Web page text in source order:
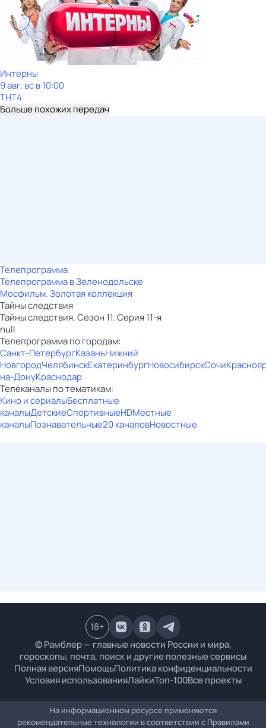
Интерны
9 авг, вс в 10:00
ТНТ4
Больше похожих передач
Телепрограмма
Телепрограмма в Зеленодольске
Мосфильм. Золотая коллекция
Тайны следствия
Тайны следствия. Сезон 11. Серия 11-я
null
Телепрограмма по городам:
Санкт-ПетербургКазаньНижний
НовгородЧелябинскЕкатеринбургНовосибирскСочи
на-ДонуКраснодар
Телеканалы по тематикам:
Кино и сериалыБесплатные
каналыДетскиеСпортивныеHDМестные
каналыПознавательные20 каналовНовостные
© Рамблер — главные новости России и мира,
гороскопы, почта, поиск и другие полезные сервисы
Полная версияПомощьПолитика конфиденциальности
Условия использованияЛайкиТоп-100Все проекты
18+
На информационном ресурсе применяются
рекомендательные технологии в соответствии с Правилами